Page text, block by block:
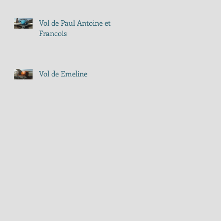
Vol de Paul Antoine et
Francois
Vol de Emeline